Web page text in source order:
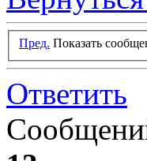
Пред. Показать
Ответить